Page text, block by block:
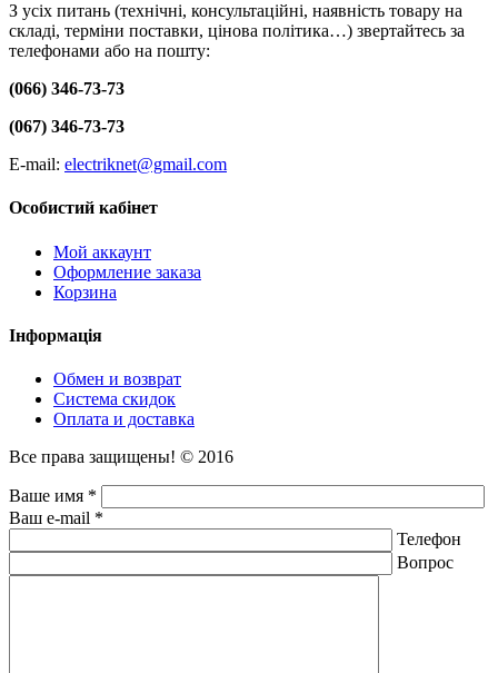
З усіх питань (технічні, консультаційні, наявність товару на
складі, терміни поставки, цінова політика…) звертайтесь за
телефонами або на пошту:
(066) 346-73-73
(067) 346-73-73
E-mail: electriknet@gmail.com
Особистий кабінет
Мой аккаунт
Оформление заказа
Корзина
Інформація
Обмен и возврат
Система скидок
Оплата и доставка
Все права защищены! © 2016
Ваше имя *
Ваш e-mail *
Телефон
Вопрос